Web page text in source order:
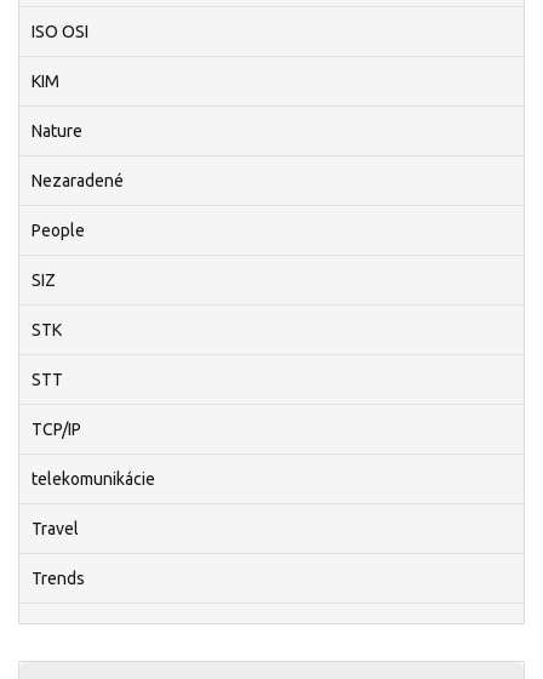
ISO OSI
KIM
Nature
Nezaradené
People
SIZ
STK
STT
TCP/IP
telekomunikácie
Travel
Trends